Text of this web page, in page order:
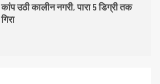
कांप उठी कालीन नगरी, पारा 5 डिग्री तक
गिरा